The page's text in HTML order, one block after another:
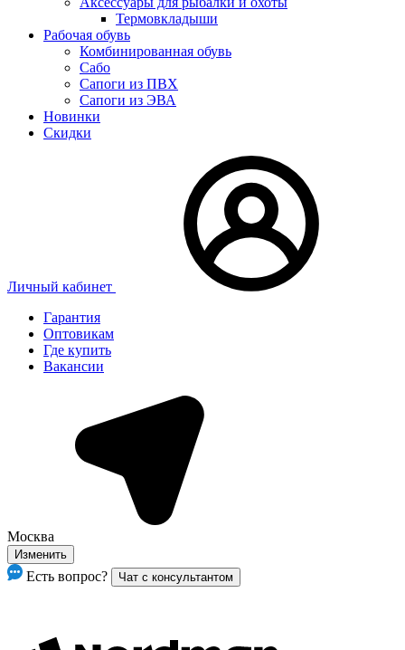
Термовкладыши
Рабочая обувь
Комбинированная обувь
Сабо
Сапоги из ПВХ
Сапоги из ЭВА
Новинки
Скидки
Личный кабинет
Гарантия
Оптовикам
Где купить
Вакансии
Москва
Изменить
Есть вопрос? Чат с консультантом